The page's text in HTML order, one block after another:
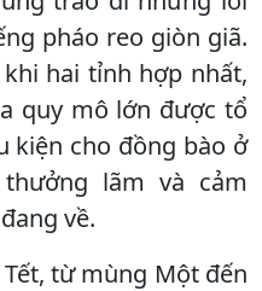
pháo reo giòn giã.
hai tỉnh hợp nhất,
quy mô lớn được tổ
kiện cho đồng bào ở
lãm và cảm
về.
từ mùng Một đến